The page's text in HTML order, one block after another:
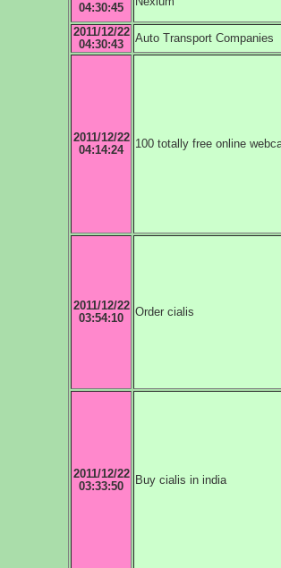
04:30:45
2011/12/22
04:30:43
Auto Transport Companies
2011/12/22
04:14:24
100 totally free online
2011/12/22
03:54:10
Order cialis
2011/12/22
03:33:50
Buy cialis in india